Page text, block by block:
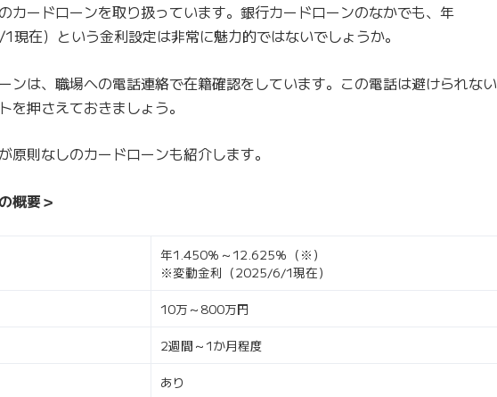
カードローンを取り扱っています。銀行カードローンのなかでも、年
在）という金利設定は非常に魅力的ではないでしょうか。
ンは、職場への電話連絡で在籍確認をしています。この電話は避けられない
を押さえておきましょう。
原則なしのカードローンも紹介します。
概要＞
年1.450％～12.625％（※）
※変動金利（2025/6/1現在）
10万～800万円
2週間～1か月程度
あり